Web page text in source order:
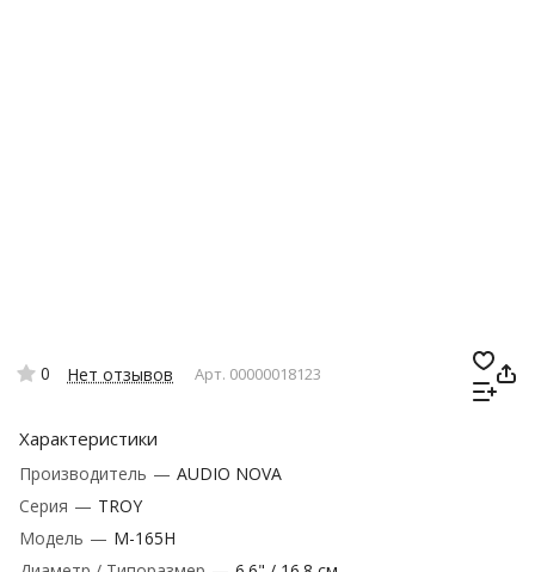
0 Нет отзывов Арт. 00000018123
Характеристики
Производитель — AUDIO NOVA
Серия — TROY
Модель — M-165H